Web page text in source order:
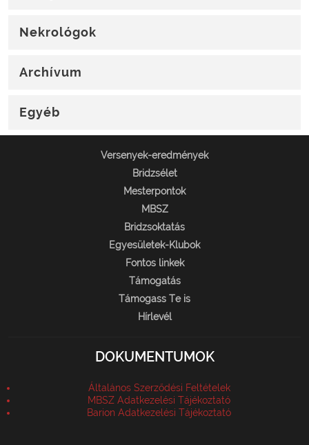
Nekrológok
Archívum
Egyéb
Versenyek-eredmények
Bridzsélet
Mesterpontok
MBSZ
Bridzsoktatás
Egyesületek-Klubok
Fontos linkek
Támogatás
Támogass Te is
Hírlevél
DOKUMENTUMOK
Általános Szerződési Feltételek
MBSZ Adatkezelési Tájékoztató
Barion Adatkezelési Tájékoztató